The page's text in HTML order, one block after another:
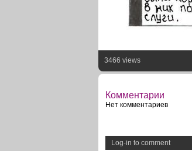
3466 views
Комментарии
Нет комментариев
Log-in to comment